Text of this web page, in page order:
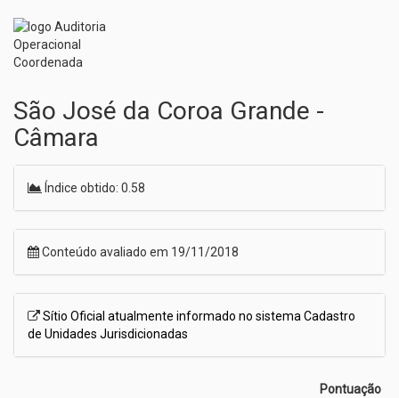
São José da Coroa Grande -
Câmara
Índice obtido: 0.58
Conteúdo avaliado em 19/11/2018
Sítio Oficial atualmente informado no sistema Cadastro
de Unidades Jurisdicionadas
Pontuação